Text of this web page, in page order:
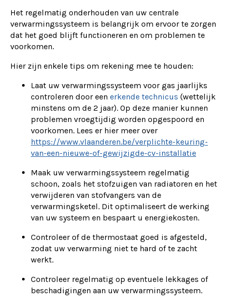
Het regelmatig onderhouden van uw centrale
verwarmingssysteem is belangrijk om ervoor te zorgen
dat het goed blijft functioneren en om problemen te
voorkomen.
Hier zijn enkele tips om rekening mee te houden:
Laat uw verwarmingssysteem voor gas jaarlijks
controleren door een erkende technicus (wettelijk
minstens om de 2 jaar). Op deze manier kunnen
problemen vroegtijdig worden opgespoord en
voorkomen. Lees er hier meer over
https://www.vlaanderen.be/verplichte-keuring-
van-een-nieuwe-of-gewijzigde-cv-installatie
Maak uw verwarmingssysteem regelmatig
schoon, zoals het stofzuigen van radiatoren en het
verwijderen van stofvangers van de
verwarmingsketel. Dit optimaliseert de werking
van uw systeem en bespaart u energiekosten.
Controleer of de thermostaat goed is afgesteld,
zodat uw verwarming niet te hard of te zacht
werkt.
Controleer regelmatig op eventuele lekkages of
beschadigingen aan uw verwarmingssysteem.